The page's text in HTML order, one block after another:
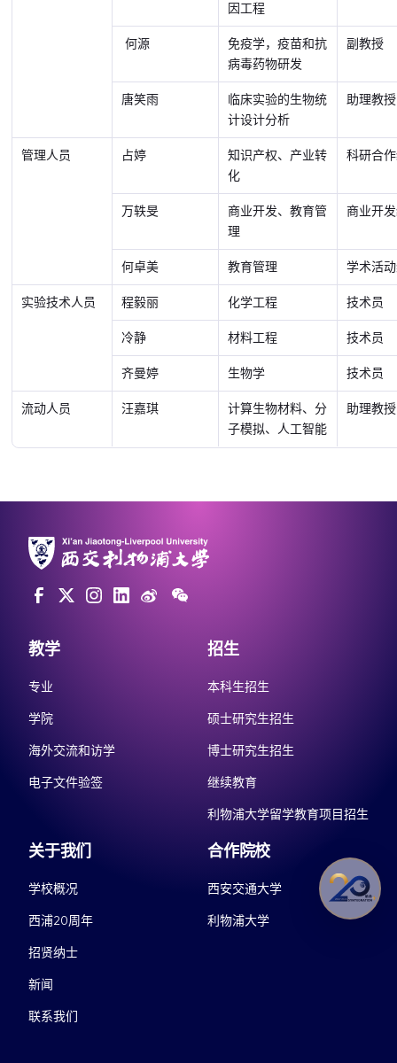
因工程
何源
免疫学，疫苗和抗
病毒药物研发
副教授
唐笑雨
临床实验的生物统
计设计分析
助理教授
管理人员 占婷
知识产权、产业转
化
科研合
万轶旻
商业开发、教育管
理
商业开
何卓美 教育管理 学术活
实验技术人员 程毅丽 化学工程 技术员
冷静 材料工程 技术员
齐曼婷 生物学 技术员
流动人员 汪嘉琪
计算生物材料、分
子模拟、人工智能
助理教授
教学
专业
学院
海外交流和访学
电子文件验签
招生
本科生招生
硕士研究生招生
博士研究生招生
继续教育
利物浦大学留学教育项目招生
关于我们
学校概况
西浦20周年
招贤纳士
新闻
联系我们
合作院校
西安交通大学
利物浦大学